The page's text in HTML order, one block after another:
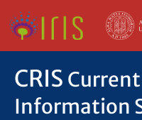
CRIS
Information